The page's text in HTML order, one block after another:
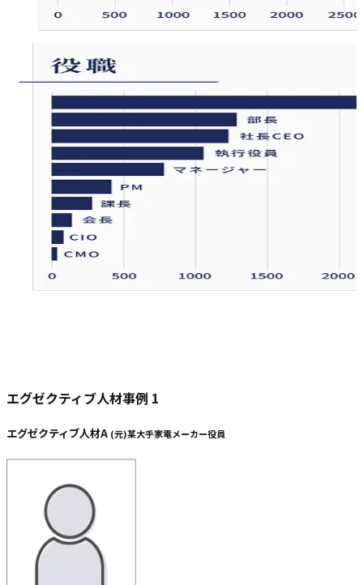
エグゼクティブ人材事例 1
エグゼクティブ人材A (元)某大手家電メーカー役員